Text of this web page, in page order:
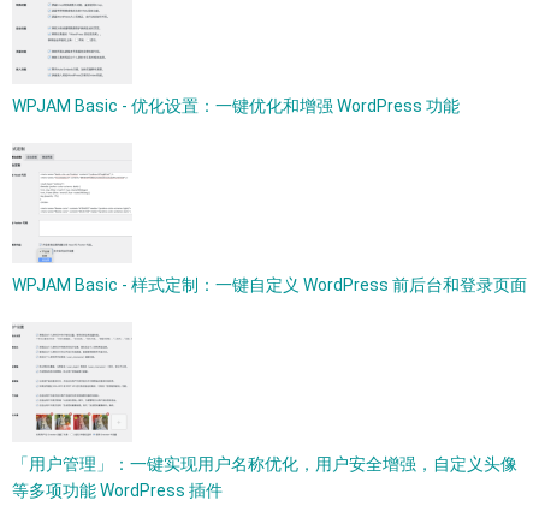
WPJAM Basic - 优化设置：一键优化和增强 WordPress 功能
WPJAM Basic - 样式定制：一键自定义 WordPress 前后台和登录页面
「用户管理」：一键实现用户名称优化，用户安全增强，自定义头像
等多项功能 WordPress 插件